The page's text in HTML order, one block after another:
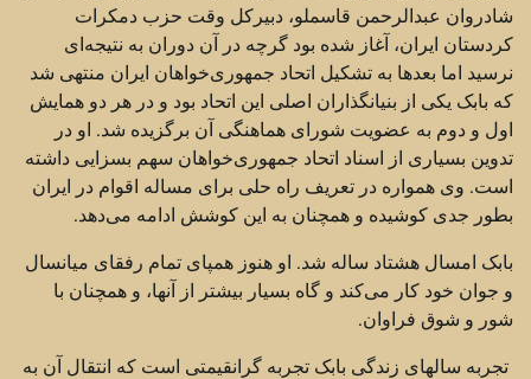
شادروان عبدالرحمن قاسملو، دبیرکل وقت حزب دمکرات
کردستان ایران، آغاز شده بود گرچه در آن دوران به نتیجه‌ای
نرسید اما بعدها به تشکیل اتحاد جمهوری‌خواهان ایران منتهی شد
که بابک یکی از بنیانگذاران اصلی این اتحاد بود و در هر دو همایش
اول و دوم به عضویت شورای هماهنگی آن برگزیده شد. او در
تدوین بسیاری از اسناد اتحاد جمهوری‌خواهان سهم بسزایی داشته
است. وی همواره در تعریف راه حلی برای مساله اقوام در ایران
بطور جدی کوشیده و همچنان به این کوشش ادامه می‌دهد.
بابک امسال هشتاد ساله شد. او هنوز همپای تمام رفقای میانسال
و جوان خود کار می‌کند و گاه بسیار بیشتر از آنها، و همچنان با
شور و شوق فراوان.
تجربه سالهای زندگی بابک تجربه گرانقیمتی است که انتقال آن به